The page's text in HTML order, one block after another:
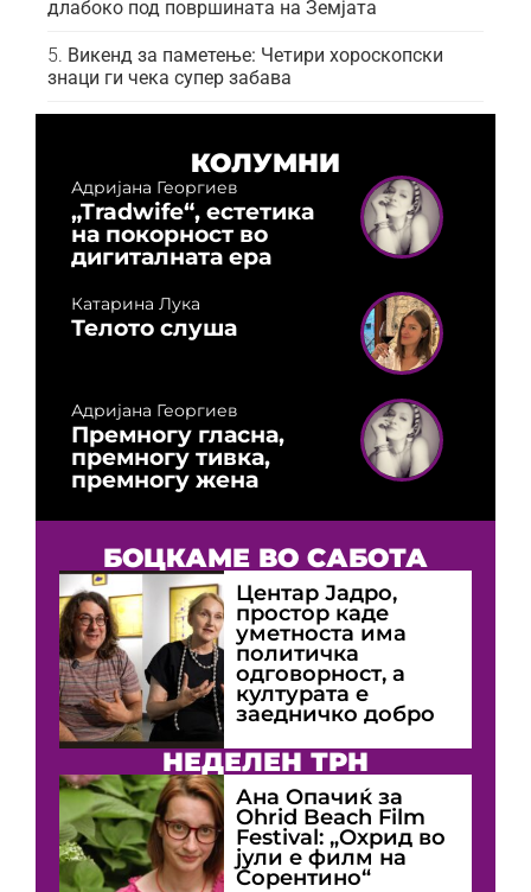
длабоко под површината на Земјата
Викенд за паметење: Четири хороскопски
знаци ги чека супер забава
КОЛУМНИ
Адријана Георгиев
„Tradwife“, естетика
на покорност во
дигиталната ера
Катарина Лука
Телото слуша
Адријана Георгиев
Премногу гласна,
премногу тивка,
премногу жена
БОЦКАМЕ ВО САБОТА
Центар Јадро,
простор каде
уметноста има
политичка
одговорност, а
културата е
заедничко добро
НЕДЕЛЕН ТРН
Ана Опачиќ за
Оhrid Beach Film
Festival: „Охрид во
јули е филм на
Сорентино“